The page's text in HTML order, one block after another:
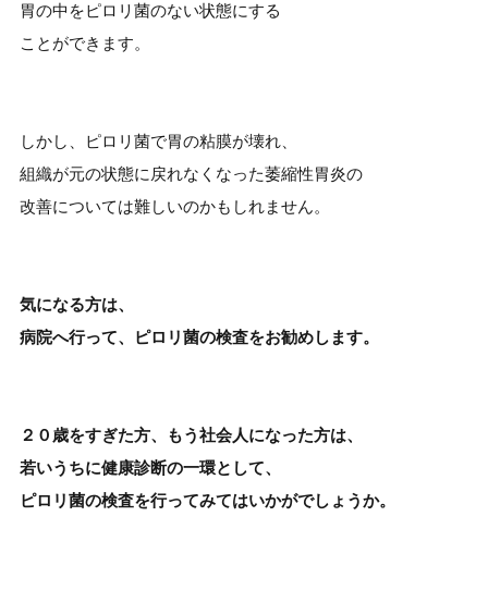
胃の中をピロリ菌のない状態にする
ことができます。
しかし、ピロリ菌で胃の粘膜が壊れ、
組織が元の状態に戻れなくなった萎縮性胃炎の
改善については難しいのかもしれません。
気になる方は、
病院へ行って、ピロリ菌の検査をお勧めします。
２０歳をすぎた方、もう社会人になった方は、
若いうちに健康診断の一環として、
ピロリ菌の検査を行ってみてはいかがでしょうか。